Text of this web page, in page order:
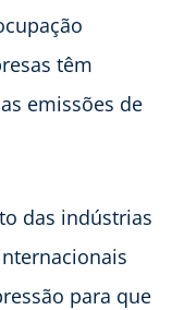
têm
emissões de
das indústrias
para que